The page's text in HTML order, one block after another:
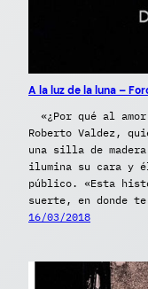
A la luz de la luna –
«¿Por qué al
Roberto Valdez,
una silla de
ilumina su cara y
público. «Esta
suerte, en donde te
16/03/2018